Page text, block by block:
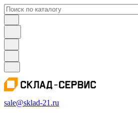
sale@sklad-21.ru